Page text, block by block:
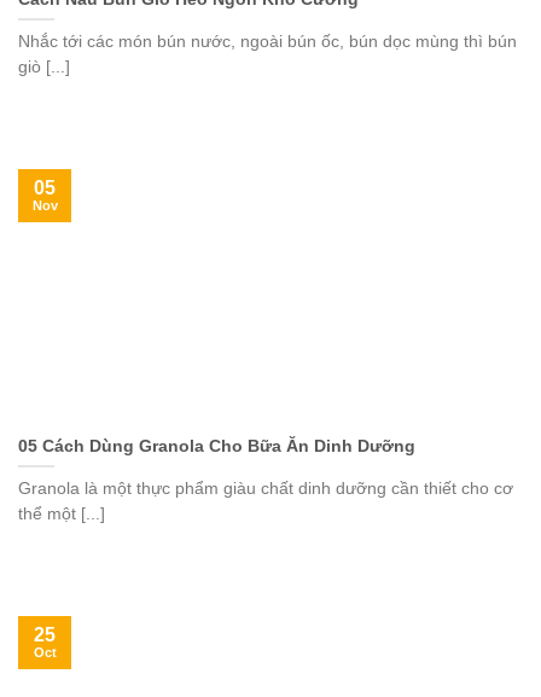
Nhắc tới các món bún nước, ngoài bún ốc, bún dọc mùng thì bún
giò [...]
05 Cách Dùng Granola Cho Bữa Ăn Dinh Dưỡng
Granola là một thực phẩm giàu chất dinh dưỡng cần thiết cho cơ
thể một [...]
05
Nov
25
Oct